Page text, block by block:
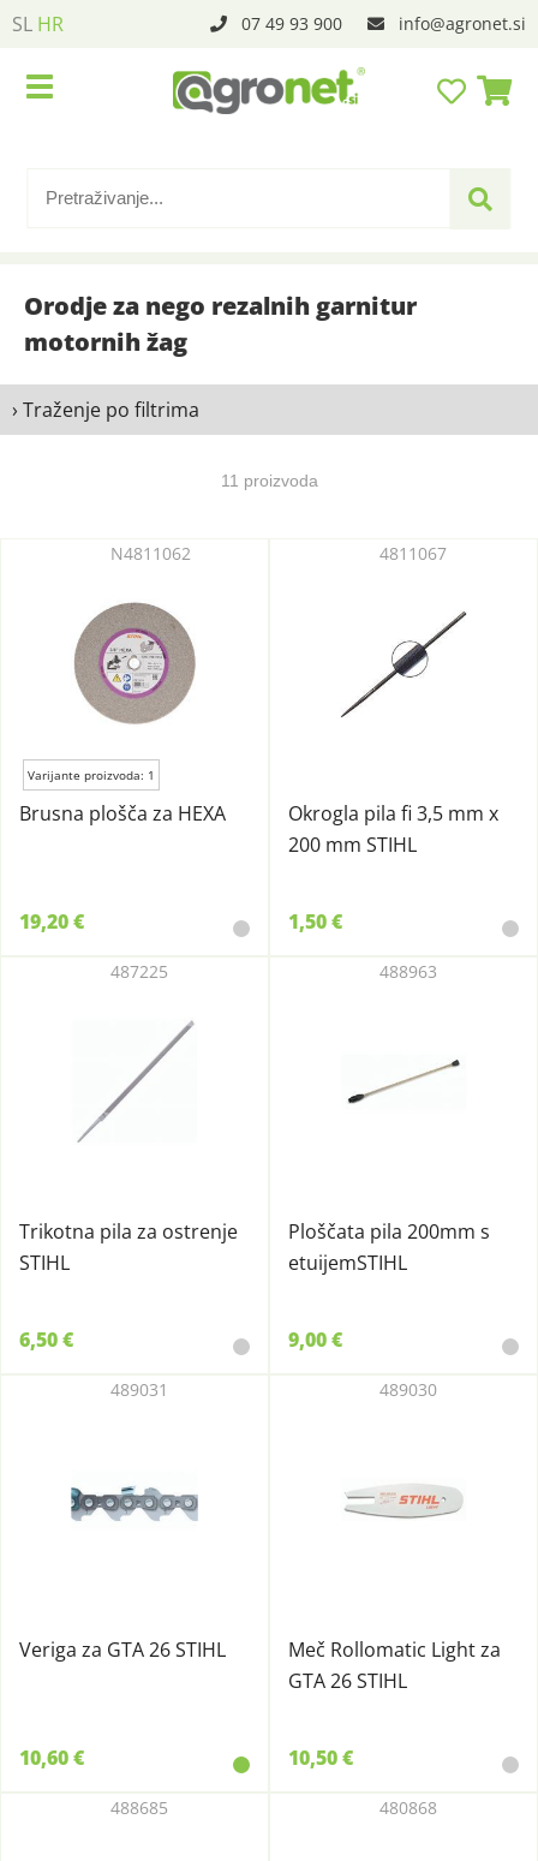
SL HR 07 49 93 900 info agronet.si
Orodje za nego rezalnih garnitur
motornih žag
› Traženje po filtrima
11 proizvoda
Varijante proizvoda: 1
Brusna plošča za HEXA
N4811062
19,20 €
Okrogla pila fi 3,5 mm x
200 mm STIHL
4811067
1,50 €
Trikotna pila za ostrenje
STIHL
487225
6,50 €
Ploščata pila 200mm s
etuijemSTIHL
488963
9,00 €
Veriga za GTA 26 STIHL
489031
10,60 €
Meč Rollomatic Light za
GTA 26 STIHL
489030
10,50 €
488685 480868